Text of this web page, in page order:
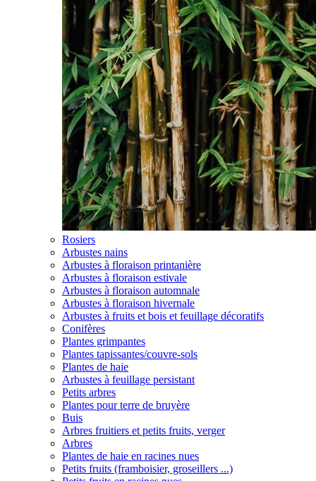
Rosiers
Arbustes nains
Arbustes à floraison printanière
Arbustes à floraison estivale
Arbustes à floraison automnale
Arbustes à floraison hivernale
Arbustes à fruits et bois et feuillage décoratifs
Conifères
Plantes grimpantes
Plantes tapissantes/couvre-sols
Plantes de haie
Arbustes à feuillage persistant
Petits arbres
Plantes pour terre de bruyère
Buis
Arbres fruitiers et petits fruits, verger
Arbres
Plantes de haie en racines nues
Petits fruits (framboisier, groseillers ...)